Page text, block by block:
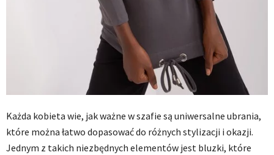
Każda kobieta wie, jak ważne w szafie są uniwersalne ubrania,
które można łatwo dopasować do różnych stylizacji i okazji.
Jednym z takich niezbędnych elementów jest bluzki, które